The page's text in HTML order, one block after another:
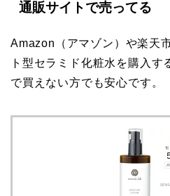
通販サイトで売ってる
Amazon（アマゾン）や楽天
ト型セラミド化粧水を購入す
で買えない方でも安心です。